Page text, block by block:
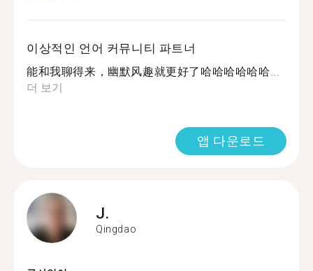
이상적인 언어 커뮤니티 파트너
能和我聊得来，幽默风趣就更好了哈哈哈哈哈哈...
더 보기
앱 다운로드
J.
Qingdao